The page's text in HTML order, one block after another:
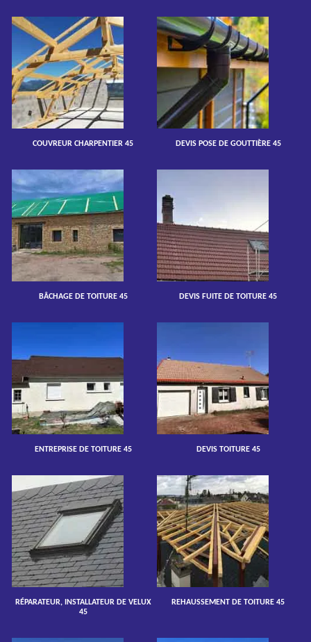
COUVREUR CHARPENTIER 45 DEVIS POSE DE GOUTTIÈRE 45
BÂCHAGE DE TOITURE 45 DEVIS FUITE DE TOITURE 45
ENTREPRISE DE TOITURE 45 DEVIS TOITURE 45
RÉPARATEUR, INSTALLATEUR DE VELUX
45
REHAUSSEMENT DE TOITURE 45